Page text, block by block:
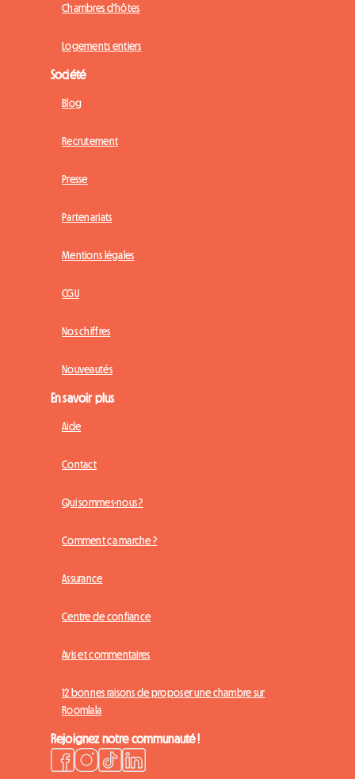
Chambres d'hôtes
Logements entiers
Société
Blog
Recrutement
Presse
Partenariats
Mentions légales
CGU
Nos chiffres
Nouveautés
En savoir plus
Aide
Contact
Qui sommes-nous ?
Comment ça marche ?
Assurance
Centre de confiance
Avis et commentaires
12 bonnes raisons de proposer une chambre sur
Roomlala
Rejoignez notre communauté !